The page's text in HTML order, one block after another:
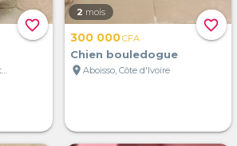
favorite_border
Yopougon, Abidjan, Côte d'Ivoire
favorite_border
2 mois
300 000CFA
Chien bouledogue
location_on Aboisso, Côte d'Ivoire